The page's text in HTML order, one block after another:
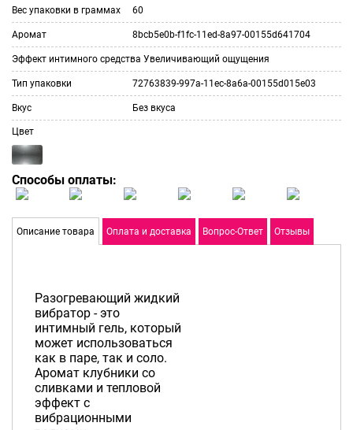
Вес упаковки в граммах 60
Аромат 8bcb5e0b-f1fc-11ed-8a97-00155d641704
Эффект интимного средства Увеличивающий ощущения
Тип упаковки 72763839-997a-11ec-8a6a-00155d015e03
Вкус Без вкуса
Цвет
Способы оплаты:
Описание товара Оплата и доставка Вопрос-Ответ Отзывы
Разогревающий жидкий
вибратор - это
интимный гель, который
может использоваться
как в паре, так и соло.
Аромат клубники со
сливками и тепловой
эффект с
вибрационными